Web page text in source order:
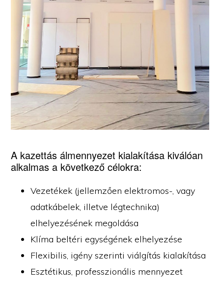
A kazettás álmennyezet kialakítása kiválóan
alkalmas a következő célokra:
Vezetékek (jellemzően elektromos-, vagy
adatkábelek, illetve légtechnika)
elhelyezésének megoldása
Klíma beltéri egységének elhelyezése
Flexibilis, igény szerinti viálgítás kialakítása
Esztétikus, professzionális mennyezet